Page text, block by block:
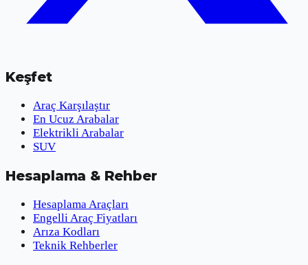
Keşfet
Araç Karşılaştır
En Ucuz Arabalar
Elektrikli Arabalar
SUV
Hesaplama & Rehber
Hesaplama Araçları
Engelli Araç Fiyatları
Arıza Kodları
Teknik Rehberler